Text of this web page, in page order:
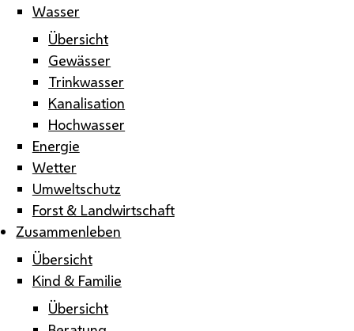
Wasser
Übersicht
Gewässer
Trinkwasser
Kanalisation
Hochwasser
Energie
Wetter
Umweltschutz
Forst & Landwirtschaft
Zusammenleben
Übersicht
Kind & Familie
Übersicht